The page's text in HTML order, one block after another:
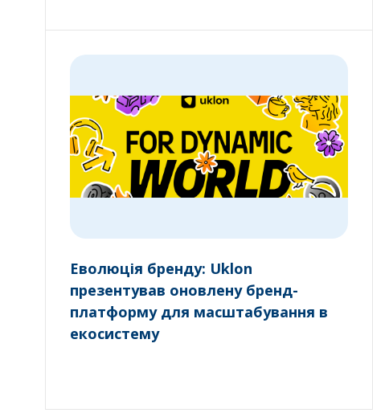
Еволюція бренду: Uklon
презентував оновлену бренд-
платформу для масштабування в
екосистему